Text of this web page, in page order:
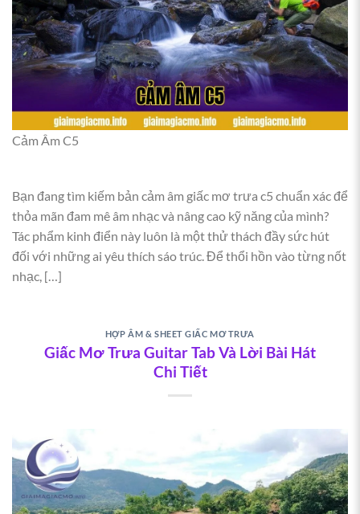
Cảm Âm C5
Bạn đang tìm kiếm bản cảm âm giấc mơ trưa c5 chuẩn xác để
thỏa mãn đam mê âm nhạc và nâng cao kỹ năng của mình?
Tác phẩm kinh điển này luôn là một thử thách đầy sức hút
đối với những ai yêu thích sáo trúc. Để thổi hồn vào từng nốt
nhạc, […]
HỢP ÂM & SHEET GIẤC MƠ TRƯA
Giấc Mơ Trưa Guitar Tab Và Lời Bài Hát
Chi Tiết